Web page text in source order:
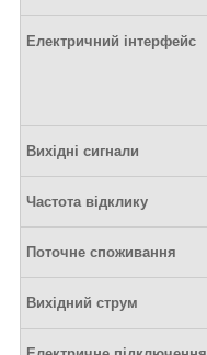
Електричний інтерфейс
Вихідні сигнали
Частота відклику
Поточне споживання
Вихідний струм